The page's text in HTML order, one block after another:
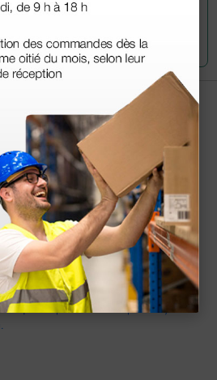
tu pregunta
todos >
que un poco caro los portes y el